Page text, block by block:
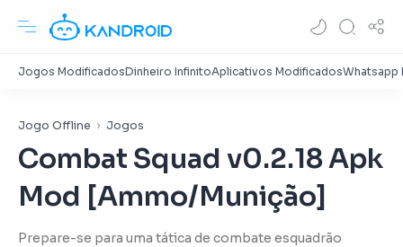
Jogo Offline Jogos
Combat Squad v0.2.18 Apk
Mod [Ammo/Munição]
Prepare-se para uma tática de combate esquadrão